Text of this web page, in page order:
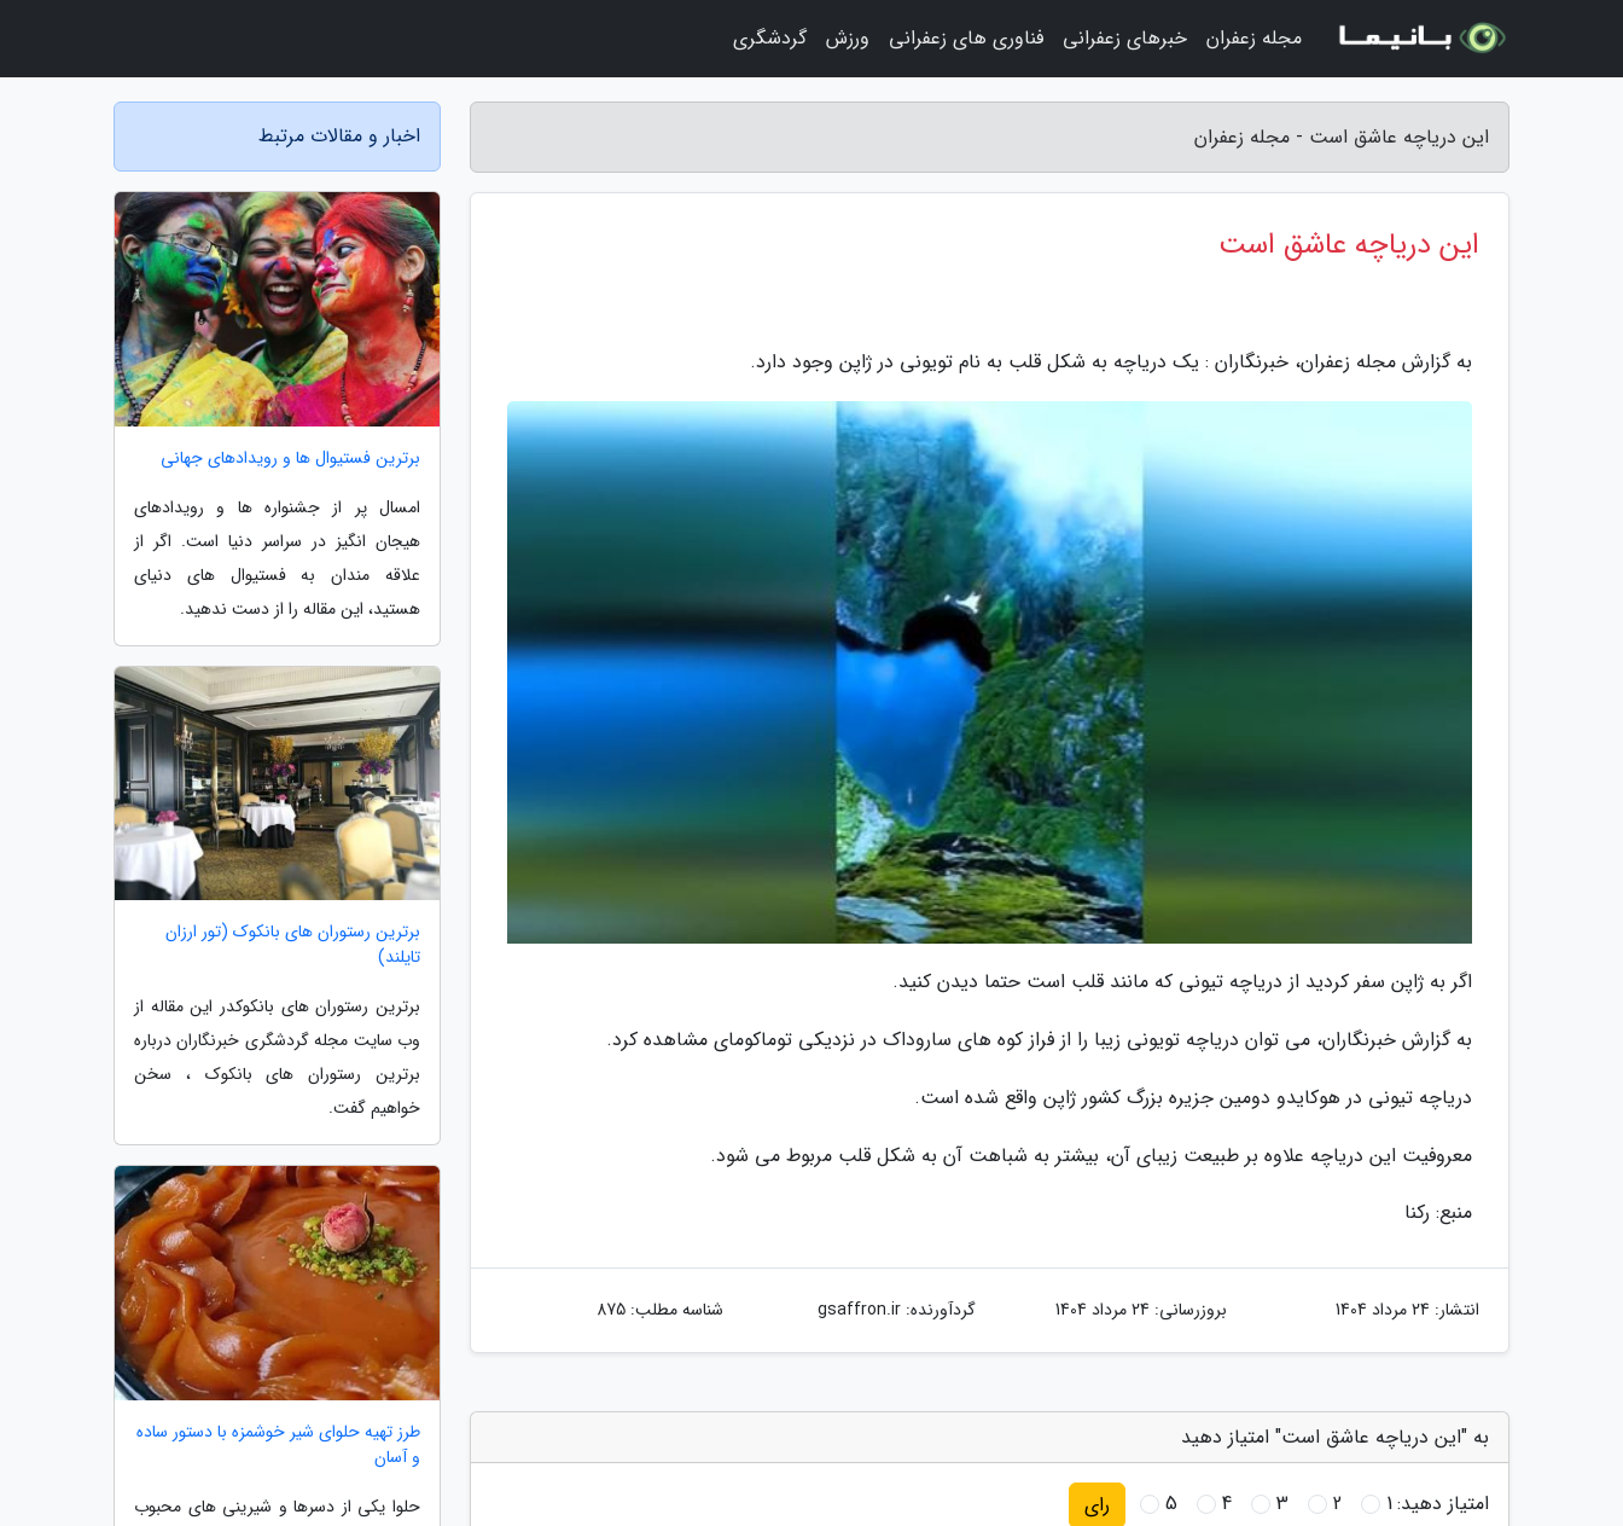
این دریاچه عاشق است - مجله زعفران
این دریاچه عاشق است
به گزارش مجله زعفران، خبرنگاران : یک دریاچه به شکل قلب به نام تویونی در ژاپن وجود دارد.
اگر به ژاپن سفر کردید از دریاچه تیونی که مانند قلب است حتما دیدن کنید.
به گزارش خبرنگاران، می توان دریاچه تویونی زیبا را از فراز کوه های ساروداک در نزدیکی توماکومای مشاهده کرد.
دریاچه تیونی در هوکایدو دومین جزیره بزرگ کشور ژاپن واقع شده است.
معروفیت این دریاچه علاوه بر طبیعت زیبای آن، بیشتر به شباهت آن به شکل قلب مربوط می شود.
منبع: رکنا
انتشار: 24 مرداد 1404 بروزرسانی: 24 مرداد 1404 گردآورنده:gsaffron.ir شناسه مطلب: 875
به "این دریاچه عاشق است" امتیاز دهید
امتیاز دهید:1
2
3
4
5 رای
اخبار و مقالات مرتبط
برترین فستیوال ها و رویدادهای جهانی
امسال پر از جشنواره ها و رویدادهای
هیجان انگیز در سراسر دنیا است. اگر از
علاقه مندان به فستیوال های دنیای
هستید، این مقاله را از دست ندهید.
برترین رستوران های بانکوک (تور ارزان
تایلند)
برترین رستوران های بانکوکدر این مقاله از
وب سایت مجله گردشگری خبرنگاران درباره
برترین رستوران های بانکوک ، سخن
خواهیم گفت.
طرز تهیه حلوای شیر خوشمزه با دستور ساده
و آسان
حلوا یکی از دسرها و شیرینی های محبوب
مجله زعفران خبرهای زعفرانی فناوری های زعفرانی ورزش گردشگری